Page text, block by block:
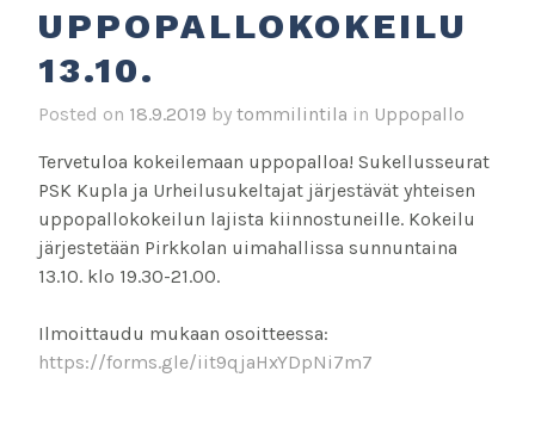
UPPOPALLOKOKEILU
13.10.
Posted on 18.9.2019 by tommilintila in Uppopallo
Tervetuloa kokeilemaan uppopalloa! Sukellusseurat
PSK Kupla ja Urheilusukeltajat järjestävät yhteisen
uppopallokokeilun lajista kiinnostuneille. Kokeilu
järjestetään Pirkkolan uimahallissa sunnuntaina
13.10. klo 19.30-21.00.
Ilmoittaudu mukaan osoitteessa:
https://forms.gle/iit9qjaHxYDpNi7m7